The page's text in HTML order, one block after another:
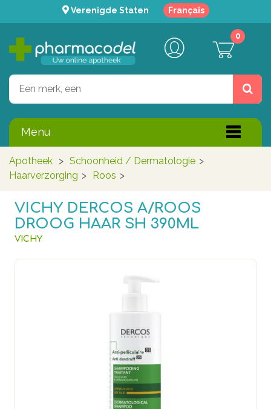
Verenigde Staten Français
0
Menu
Apotheek > Schoonheid / Dermatologie >
Haarverzorging > Roos >
VICHY DERCOS A/ROOS
DROOG HAAR SH 390ML
VICHY